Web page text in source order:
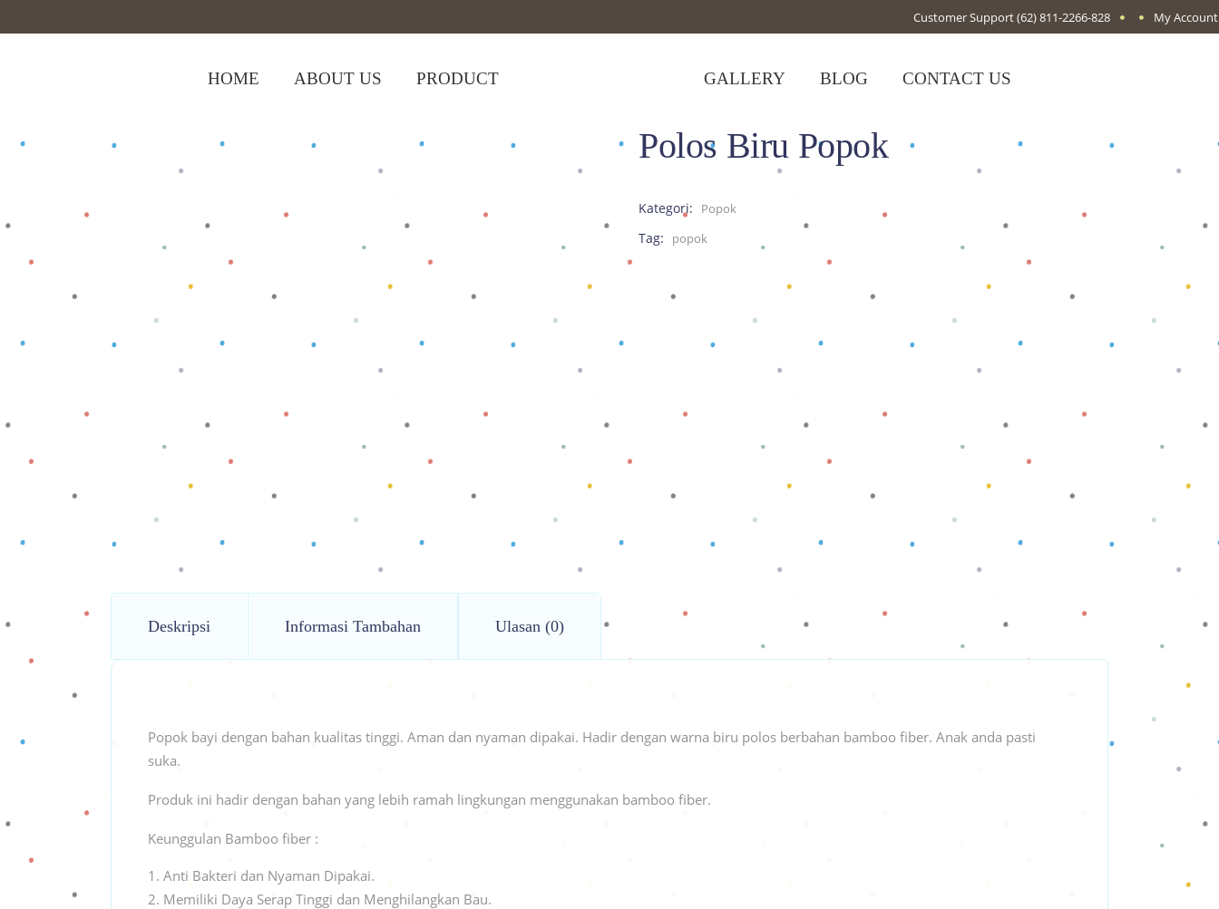
Customer Support(62) 811-2266-828 My Account
HOME ABOUT US PRODUCT GALLERY BLOG CONTACT US
Shop> Polos Biru Popok Polos Biru Popok
Kategori: Popok
Tag: popok
Deskripsi Informasi Tambahan Ulasan (0)
Popok bayi dengan bahan kualitas tinggi. Aman dan nyaman dipakai. Hadir dengan warna biru polos berbahan bamboo fiber. Anak anda pasti
suka.
Produk ini hadir dengan bahan yang lebih ramah lingkungan menggunakan bamboo fiber.
Keunggulan Bamboo fiber :
Anti Bakteri dan Nyaman Dipakai.
Memiliki Daya Serap Tinggi dan Menghilangkan Bau.